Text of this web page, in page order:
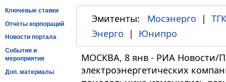
Ключевые ставки
Отчёты корпораций
Новости портала
События и
мероприятия
Доп. материалы
Эмитенты: Мосэнерго |
Энерго | Юнипро
МОСКВА, 8 янв - РИА Новости/
электроэнергетических